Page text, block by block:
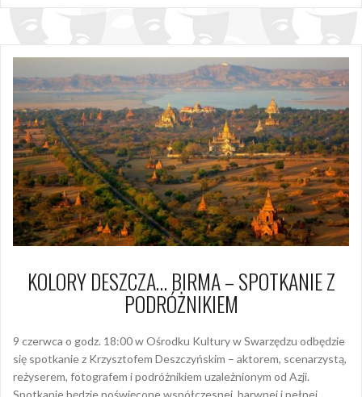
KOLORY DESZCZA… BIRMA – SPOTKANIE Z
PODRÓŻNIKIEM
9 czerwca o godz. 18:00 w Ośrodku Kultury w Swarzędzu odbędzie
się spotkanie z Krzysztofem Deszczyńskim – aktorem, scenarzystą,
reżyserem, fotografem i podróżnikiem uzależnionym od Azji.